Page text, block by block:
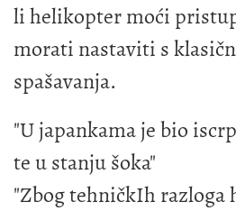
li helikopter moći
morati nastaviti s
spašavanja.
"U japankama je bio
te u stanju šoka"
"Zbog tehničkIh razloga